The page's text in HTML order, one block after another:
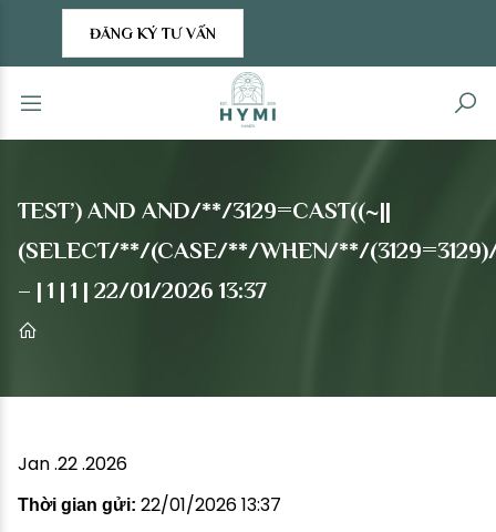
ĐĂNG KÝ TƯ VẤN
TEST’) AND AND/**/3129=CAST((~||
(SELECT/**/(CASE/**/WHEN/**/
– | 1 | 1 | 22/01/2026 13:37
Jan .22 .2026
Thời gian gửi: 22/01/2026 13:37